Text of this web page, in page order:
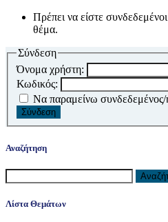
Πρέπει να είστε
θέμα.
Σύνδεση
Όνομα χρήστη:
Κωδικός:
Να παραμείνω συνδεδεμένος/
Σύνδεση
Αναζήτηση
Αναζήτηση
για:
Λίστα Θεμάτων